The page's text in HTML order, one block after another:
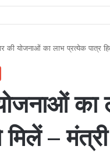
की योजनाओं का लाभ प्रत्येक पात्र
का
मिलें –